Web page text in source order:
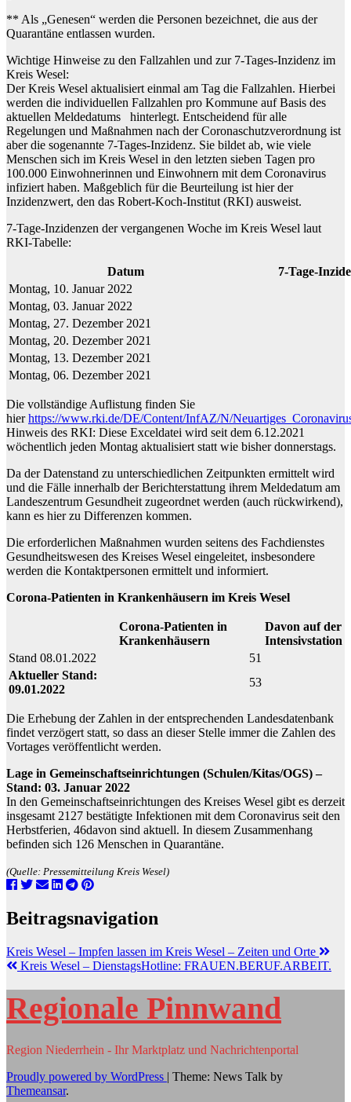
** Als „Genesen“ werden die Personen bezeichnet, die aus der
Quarantäne entlassen wurden.
Wichtige Hinweise zu den Fallzahlen und zur 7-Tages-Inzidenz im
Kreis Wesel:
Der Kreis Wesel aktualisiert einmal am Tag die Fallzahlen. Hierbei
werden die individuellen Fallzahlen pro Kommune auf Basis des
aktuellen Meldedatums hinterlegt. Entscheidend für alle
Regelungen und Maßnahmen nach der Coronaschutzverordnung ist
aber die sogenannte 7-Tages-Inzidenz. Sie bildet ab, wie viele
Menschen sich im Kreis Wesel in den letzten sieben Tagen pro
100.000 Einwohnerinnen und Einwohnern mit dem Coronavirus
infiziert haben. Maßgeblich für die Beurteilung ist hier der
Inzidenzwert, den das Robert-Koch-Institut (RKI) ausweist.
7-Tage-Inzidenzen der vergangenen Woche im Kreis Wesel laut
RKI-Tabelle:
Datum
7-Tage-
Montag, 10. Januar 2022
Montag, 03. Januar 2022
Montag, 27. Dezember 2021
Montag, 20. Dezember 2021
Montag, 13. Dezember 2021
Montag, 06. Dezember 2021
Die vollständige Auflistung finden Sie
hierhttps://www.rki.de/DE/Content/InfAZ/N/
Hinweis des RKI: Diese Exceldatei wird seit dem 6.12.2021
wöchentlich jeden Montag aktualisiert statt wie bisher donnerstags.
Da der Datenstand zu unterschiedlichen Zeitpunkten ermittelt wird
und die Fälle innerhalb der Berichterstattung ihrem Meldedatum am
Landeszentrum Gesundheit zugeordnet werden (auch rückwirkend),
kann es hier zu Differenzen kommen.
Die erforderlichen Maßnahmen wurden seitens des Fachdienstes
Gesundheitswesen des Kreises Wesel eingeleitet, insbesondere
werden die Kontaktpersonen ermittelt und informiert.
Corona-Patienten in Krankenhäusern im Kreis Wesel
Corona-Patienten in
Krankenhäusern
Davon auf der
Intensivstation
Stand 08.01.2022
51
Aktueller Stand:
09.01.2022
53
Die Erhebung der Zahlen in der entsprechenden Landesdatenbank
findet verzögert statt, so dass an dieser Stelle immer die Zahlen des
Vortages veröffentlicht werden.
Lage in Gemeinschaftseinrichtungen (Schulen/Kitas/OGS) –
Stand: 03. Januar 2022
In den Gemeinschaftseinrichtungen des Kreises Wesel gibt es derzeit
insgesamt 2127 bestätigte Infektionen mit dem Coronavirus seit den
Herbstferien, 46davon sind aktuell. In diesem Zusammenhang
befinden sich 126 Menschen in Quarantäne.
(Quelle: Pressemitteilung Kreis Wesel)
Beitragsnavigation
Kreis Wesel – Impfen lassen im Kreis Wesel – Zeiten und Orte
Kreis Wesel – DienstagsHotline: FRAUEN.BERUF.ARBEIT.
Regionale Pinnwand
Region Niederrhein - Ihr Marktplatz und Nachrichtenportal
Proudly powered by WordPress | Theme: News Talk by
Themeansar.